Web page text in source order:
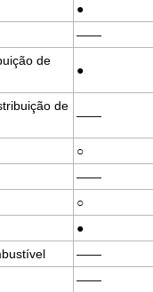
●
——
de
●
de
——
○
——
○
●
——
——